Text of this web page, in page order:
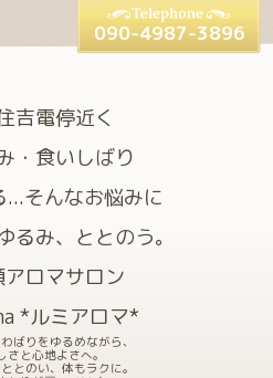
吉電停近く
・食いしばり
そんなお悩みに
るみ、ととのう。
ロマサロン
*ルミアロマ*
ばりをゆるめながら、
さと心地よさへ。
とのい、体もラクに。
090-4987-3896